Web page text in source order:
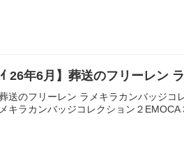
ｲ 26年6月】葬送のフリーレン
送のフリーレン ラメキラカンバッジ
キラカンバッジコレクション２